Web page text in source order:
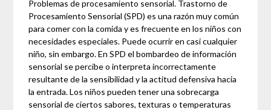
Problemas de procesamiento sensorial. Trastorno de
Procesamiento Sensorial (SPD) es una razón muy común
para comer con la comida y es frecuente en los niños con
necesidades especiales. Puede ocurrir en casi cualquier
niño, sin embargo. En SPD el bombardeo de información
sensorial se percibe o interpreta incorrectamente
resultante de la sensibilidad y la actitud defensiva hacia
la entrada. Los niños pueden tener una sobrecarga
sensorial de ciertos sabores, texturas o temperaturas